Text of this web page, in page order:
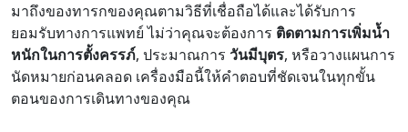
มาถึงของทารกของคุณตามวิธีที่เชื่อถือได้และได้รับการ
ยอมรับทางการแพทย์ ไม่ว่าคุณจะต้องการ ติดตามการเพิ่มน้ำ
หนักในการตั้งครรภ์, ประมาณการ วันมีบุตร, หรือวางแผนการ
นัดหมายก่อนคลอด เครื่องมือนี้ให้คำตอบที่ชัดเจนในทุกขั้น
ตอนของการเดินทางของคุณ